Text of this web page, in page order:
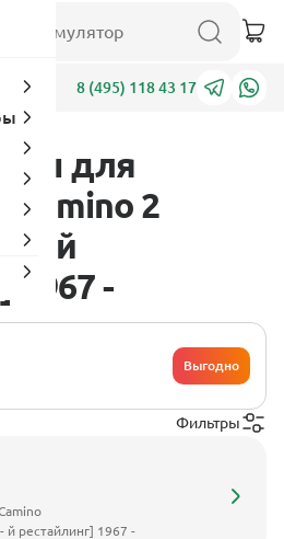
8 (495) 118 43 17
для
Camino 2
- й
1967 -
Выгодно
Фильтры
й рестайлинг] 1967 -